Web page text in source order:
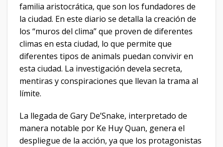
familia aristocrática, que son los fundadores de
la ciudad. En este diario se detalla la creación de
los “muros del clima” que proven de diferentes
climas en esta ciudad, lo que permite que
diferentes tipos de animals puedan convivir en
esta ciudad. La investigación devela secreta,
mentiras y conspiraciones que llevan la trama al
límite.
La llegada de Gary De’Snake, interpretado de
manera notable por Ke Huy Quan, genera el
despliegue de la acción, ya que los protagonistas